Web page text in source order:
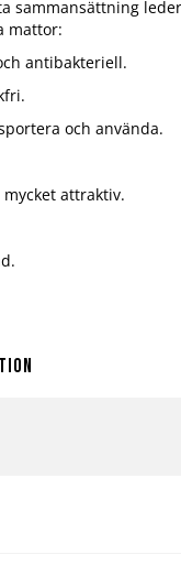
sammansättning
mattor:
antibakteriell.
och använda.
attraktiv.